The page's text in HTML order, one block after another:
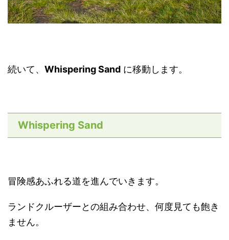
続いて、 Whispering Sand に移動します。
Whispering Sand
冒険感あふれる道を進んでいきます。
ランドクルーザーとの組み合わせ、何度見ても飽き
ません。